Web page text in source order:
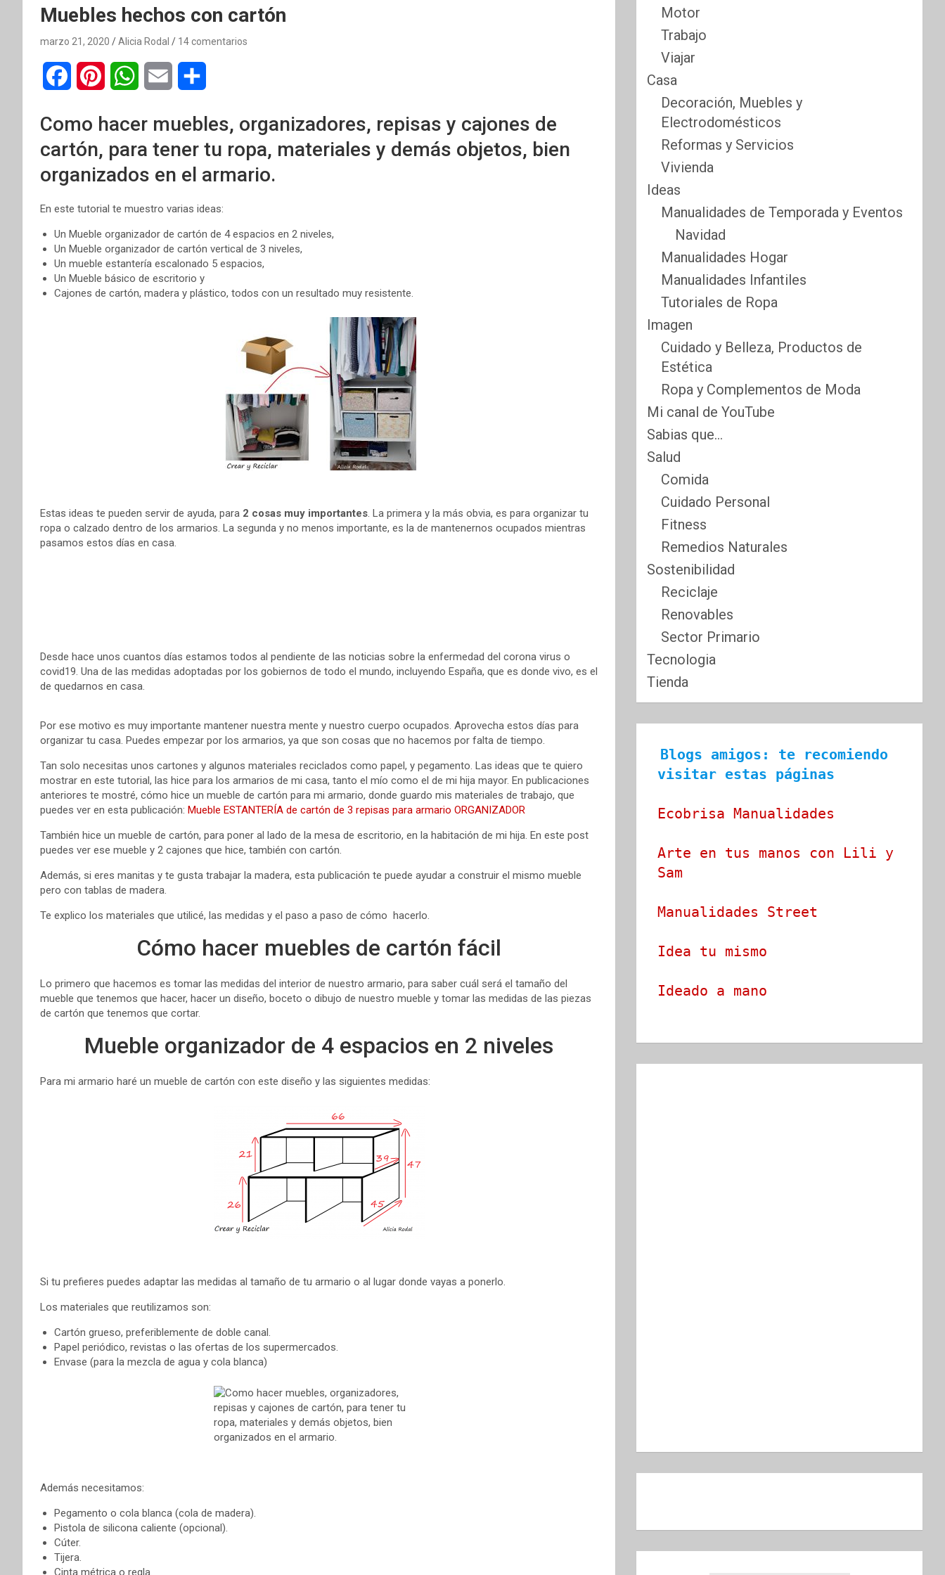
Muebles hechos con cartón
marzo 21, 2020 Alicia Rodal 14 comentarios
c
e
o
o
k
n
r
e
s
t
a
t
A
p
p
a
i
m
p
r
t
r
Como hacer muebles, organizadores, repisas y cajones de
cartón, para tener tu ropa, materiales y demás objetos, bien
organizados en el armario.
En este tutorial te muestro varias ideas:
Un Mueble organizador de cartón de 4 espacios en 2 niveles,
Un Mueble organizador de cartón vertical de 3 niveles,
Un mueble estantería escalonado 5 espacios,
Un Mueble básico de escritorio y
Cajones de cartón, madera y plástico, todos con un resultado muy resistente.
Estas ideas te pueden servir de ayuda, para 2 cosas muy importantes. La primera y la más obvia, es para organizar tu
ropa o calzado dentro de los armarios. La segunda y no menos importante, es la de mantenernos ocupados mientras
pasamos estos días en casa.
Desde hace unos cuantos días estamos todos al pendiente de las noticias sobre la enfermedad del corona virus o
covid19. Una de las medidas adoptadas por los gobiernos de todo el mundo, incluyendo España, que es donde vivo, es el
de quedarnos en casa.
Por ese motivo es muy importante mantener nuestra mente y nuestro cuerpo ocupados. Aprovecha estos días para
organizar tu casa. Puedes empezar por los armarios, ya que son cosas que no hacemos por falta de tiempo.
Tan solo necesitas unos cartones y algunos materiales reciclados como papel, y pegamento. Las ideas que te quiero
mostrar en este tutorial, las hice para los armarios de mi casa, tanto el mío como el de mi hija mayor. En publicaciones
anteriores te mostré, cómo hice un mueble de cartón para mi armario, donde guardo mis materiales de trabajo, que
puedes ver en esta publicación: Mueble ESTANTERÍA de cartón de 3 repisas para armario ORGANIZADOR
También hice un mueble de cartón, para poner al lado de la mesa de escritorio, en la habitación de mi hija. En este post
puedes ver ese mueble y 2 cajones que hice, también con cartón.
Además, si eres manitas y te gusta trabajar la madera, esta publicación te puede ayudar a construir el mismo mueble
pero con tablas de madera.
Te explico los materiales que utilicé, las medidas y el paso a paso de cómo hacerlo.
Cómo hacer muebles de cartón fácil
Lo primero que hacemos es tomar las medidas del interior de nuestro armario, para saber cuál será el tamaño del
mueble que tenemos que hacer, hacer un diseño, boceto o dibujo de nuestro mueble y tomar las medidas de las piezas
de cartón que tenemos que cortar.
Mueble organizador de 4 espacios en 2 niveles
Para mi armario haré un mueble de cartón con este diseño y las siguientes medidas:
Si tu prefieres puedes adaptar las medidas al tamaño de tu armario o al lugar donde vayas a ponerlo.
Los materiales que reutilizamos son:
Cartón grueso, preferiblemente de doble canal.
Papel periódico, revistas o las ofertas de los supermercados.
Envase (para la mezcla de agua y cola blanca)
Además necesitamos:
Pegamento o cola blanca (cola de madera).
Pistola de silicona caliente (opcional).
Cúter.
Tijera.
Cinta métrica o regla.
Motor
Trabajo
Viajar
Casa
Decoración, Muebles y
Electrodomésticos
Reformas y Servicios
Vivienda
Ideas
Manualidades de Temporada y Eventos
Navidad
Manualidades Hogar
Manualidades Infantiles
Tutoriales de Ropa
Imagen
Cuidado y Belleza, Productos de
Estética
Ropa y Complementos de Moda
Mi canal de YouTube
Sabias que…
Salud
Comida
Cuidado Personal
Fitness
Remedios Naturales
Sostenibilidad
Reciclaje
Renovables
Sector Primario
Tecnologia
Tienda
Blogs amigos: te recomiendo
visitar estas páginas
Ecobrisa Manualidades
Arte en tus manos con Lili y
Sam
Manualidades Street
Idea tu mismo
Ideado a mano